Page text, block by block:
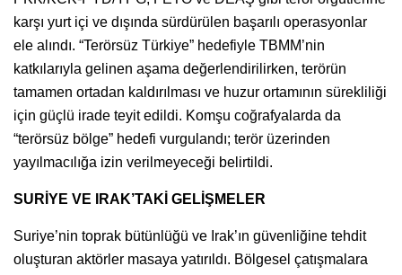
karşı yurt içi ve dışında sürdürülen başarılı operasyonlar
ele alındı. “Terörsüz Türkiye” hedefiyle TBMM’nin
katkılarıyla gelinen aşama değerlendirilirken, terörün
tamamen ortadan kaldırılması ve huzur ortamının sürekliliği
için güçlü irade teyit edildi. Komşu coğrafyalarda da
“terörsüz bölge” hedefi vurgulandı; terör üzerinden
yayılmacılığa izin verilmeyeceği belirtildi.
SURİYE VE IRAK’TAKİ GELİŞMELER
Suriye’nin toprak bütünlüğü ve Irak’ın güvenliğine tehdit
oluşturan aktörler masaya yatırıldı. Bölgesel çatışmalara